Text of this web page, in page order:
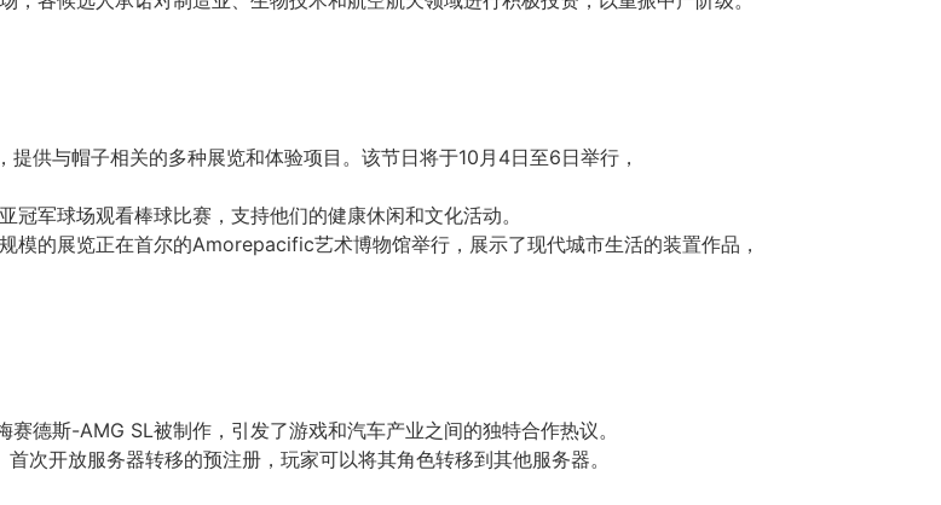
供与帽子相关的多种展览和体验项目。该节日将于10月4日至6日举行，
军球场观看棒球比赛，支持他们的健康休闲和文化活动。
模的展览正在首尔的Amorepacific艺术博物馆举行，展示了现代城市生活的装置作品，
德斯-AMG SL被制作，引发了游戏和汽车产业之间的独特合作热议。
次开放服务器转移的预注册，玩家可以将其角色转移到其他服务器。